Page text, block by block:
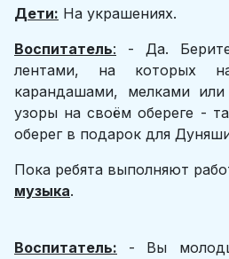
Дети: На украшениях.
Воспитатель: - Да.
лентами, на которых
карандашами, мелками
узоры на своём обереге -
оберег в подарок для
Пока ребята выполняют
музыка.
Воспитатель: - Вы